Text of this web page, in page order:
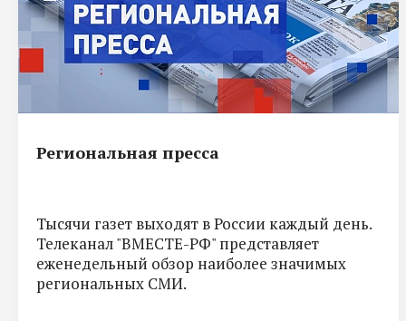
Региональная пресса
Тысячи газет выходят в России каждый день.
Телеканал "ВМЕСТЕ-РФ" представляет
еженедельный обзор наиболее значимых
региональных СМИ.